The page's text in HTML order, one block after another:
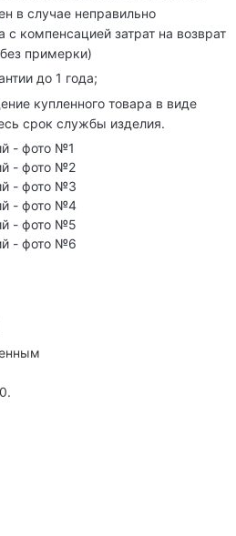
в случае неправильно
с компенсацией затрат на возврат
примерки)
до 1 года;
купленного товара в виде
срок службы изделия.